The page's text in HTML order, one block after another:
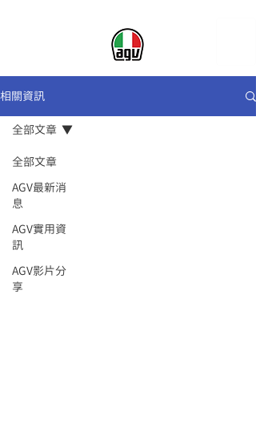
相關資訊
全部文章
AGV最新消
息
AGV實用資
訊
AGV影片分
享
全部文章